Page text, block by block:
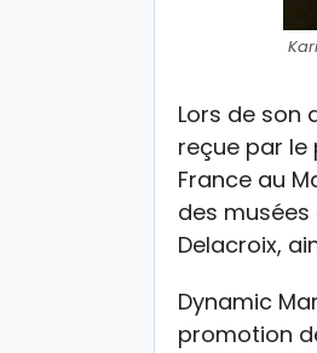
Lors de son
reçue par le
France au
des musées
Delacroix,
Dynamic
promotion